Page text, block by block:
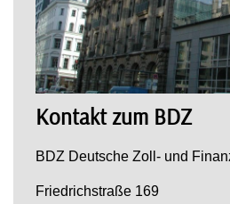
Kontakt zum BDZ
BDZ Deutsche Zoll- und
Friedrichstraße 169